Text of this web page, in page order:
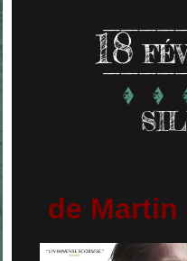
18
de Martin